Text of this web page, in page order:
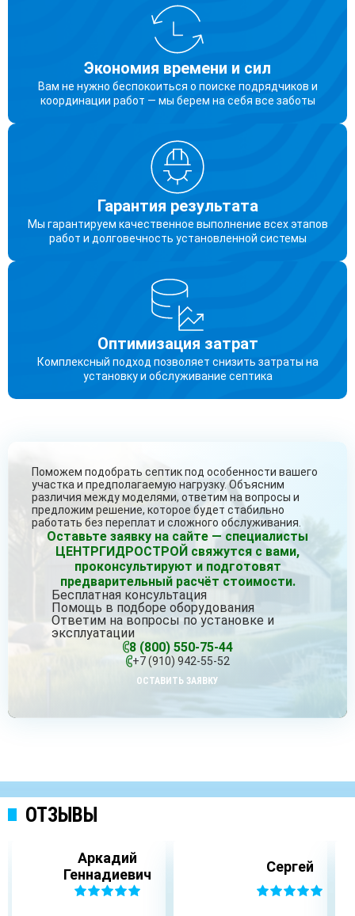
Экономия времени и сил
Вам не нужно беспокоиться о поиске подрядчиков и
координации работ — мы берем на себя все заботы
Гарантия результата
Мы гарантируем качественное выполнение всех этапов
работ и долговечность установленной системы
Оптимизация затрат
Комплексный подход позволяет снизить затраты на
установку и обслуживание септика
Поможем подобрать септик под особенности вашего
участка и предполагаемую нагрузку. Объясним
различия между моделями, ответим на вопросы и
предложим решение, которое будет стабильно
работать без переплат и сложного обслуживания.
Оставьте заявку на сайте — специалисты
ЦЕНТРГИДРОСТРОЙ свяжутся с вами,
проконсультируют и подготовят
предварительный расчёт стоимости.
Бесплатная консультация
Помощь в подборе оборудования
Ответим на вопросы по установке и
эксплуатации
8 (800) 550-75-44
+7 (910) 942-55-52
ОСТАВИТЬ ЗАЯВКУ
ОТЗЫВЫ
Аркадий
Геннадиевич
Сергей